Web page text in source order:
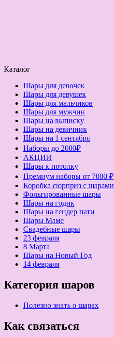
Каталог
Шары для девочек
Шары для девушек
Шары для мальчиков
Шары для мужчин
Шары на выписку
Шары на девичник
Шары на 1 сентября
Наборы до 2000₽
АКЦИИ
Шары к потолку
Премиум наборы от 7000 ₽
Коробка сюрприз с шарами
Фольгированные шары
Шары на годик
Шары на гендер пати
Шары Маме
Свадебные шары
23 февраля
8 Марта
Шары на Новый Год
14 февраля
Категория шаров
Полезно знать о шарах
Как связаться